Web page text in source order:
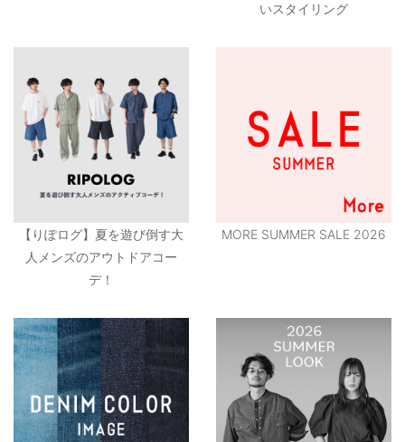
いスタイリング
【りぽログ】夏を遊び倒す大
人メンズのアウトドアコー
デ！
MORE SUMMER SALE 2026